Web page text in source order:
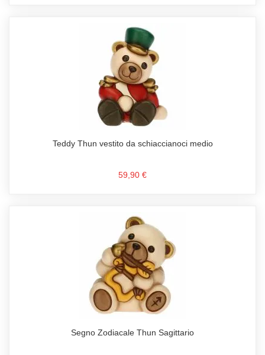
Teddy Thun vestito da schiaccianoci medio
59,90 €
Segno Zodiacale Thun Sagittario